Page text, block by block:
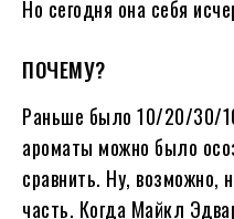
Но сегодня она себя
ПОЧЕМУ?
Раньше было 10/20/30/
ароматы можно было
сравнить. Ну, возможно,
часть. Когда Майкл